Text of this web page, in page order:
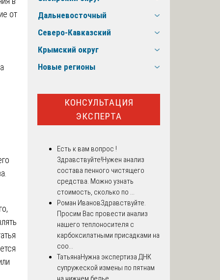
от
Дальневосточный
Северо-Кавказский
Крымский округ
Новые регионы
КОНСУЛЬТАЦИЯ
ЭКСПЕРТА
Есть к вам вопрос !
Здравствуйте!Нужен анализ
состава пенного чистящего
средства. Можно узнать
стоимость, сколько по ...
Роман ИвановЗдравствуйте.
Просим Вас провести анализ
нашего теплоносителя с
карбоксилатными присадками на
соо...
ТатьянаНужна экспертиза ДНК
супружеской измены по пятнам